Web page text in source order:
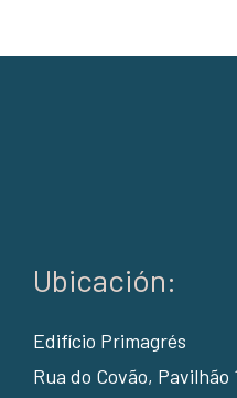
Ubicación:
Edifício Primagrés
Rua do Covão, Pavilhão